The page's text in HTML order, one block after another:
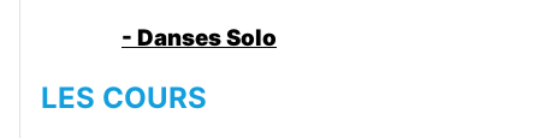
- Danses Solo
LES COURS